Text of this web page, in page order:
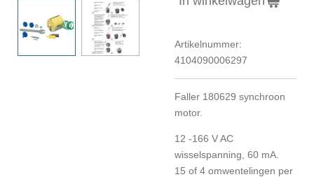
Artikelnummer:
4104090006297
Faller 180629 synchroon
motor.
12 -166 V AC
wisselspanning, 60 mA.
15 of 4 omwentelingen per